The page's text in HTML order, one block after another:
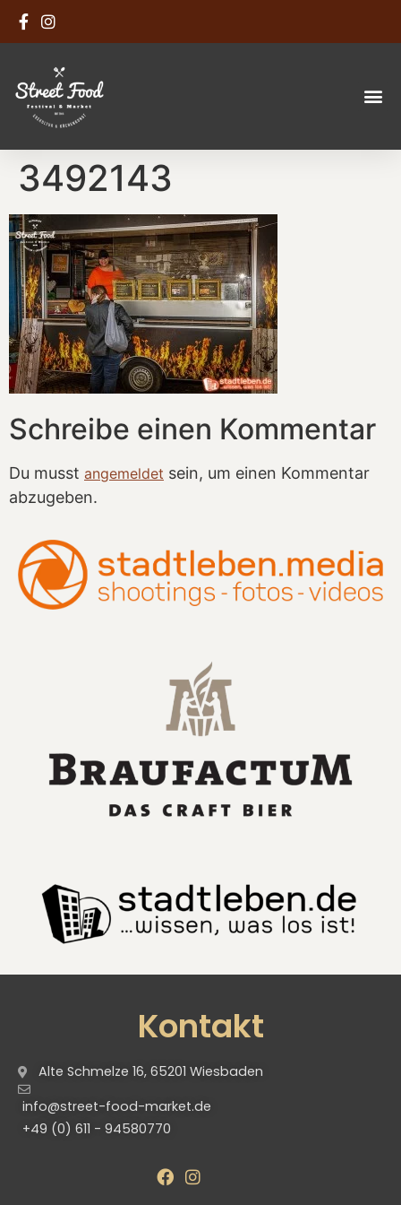
3492143
Schreibe einen Kommentar
Du musst angemeldet sein, um einen Kommentar
abzugeben.
Kontakt
Alte Schmelze 16, 65201 Wiesbaden
info@street-food-market.de
+49 (0) 611 - 94580770